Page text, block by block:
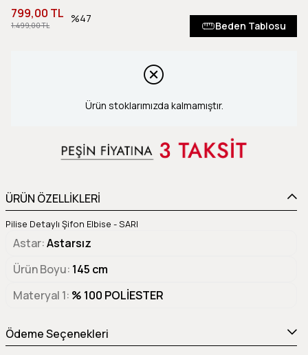
1.499,00 TL
799,00 TL 47
Beden Tablosu
Ürün stoklarımızda kalmamıştır.
ÜRÜN ÖZELLİKLERİ
Pilise Detaylı Şifon Elbise - SARI
Astar Astarsız
Ürün Boyu 145 cm
Materyal 1 % 100 POLİESTER
Ödeme Seçenekleri